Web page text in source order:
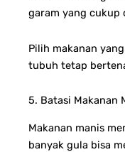
garam yang cukup
Pilih makanan
tubuh tetap
5. Batasi Makanan
Makanan manis
banyak gula bisa